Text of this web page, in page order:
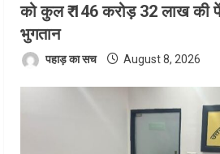
को कुल ₹ 146 करोड़ 32 लाख की
भुगतान
पहाड़ का सच August 8, 2026